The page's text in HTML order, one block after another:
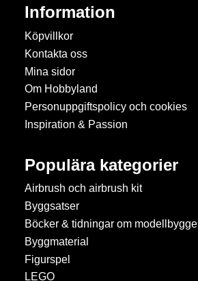
Information
Köpvillkor
Kontakta oss
Mina sidor
Om Hobbyland
Personuppgiftspolicy och cookies
Inspiration & Passion
Populära kategorier
Airbrush och airbrush kit
Byggsatser
Böcker & tidningar om modellbygge
Byggmaterial
Figurspel
LEGO